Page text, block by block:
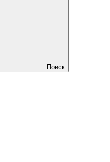
Поиск